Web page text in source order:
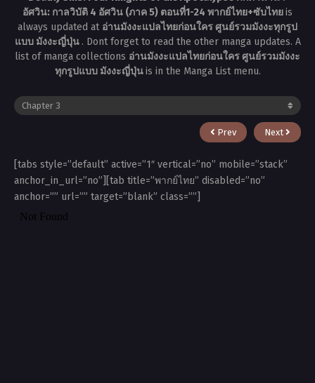
อัศวิน: กาลวิบัติ 4 อัศวิน (ภาค 5) ตอนที่1-24 พากย์ไทย+ซับไทยis
always updated at อ่านมังงะแปลไทยก่อนใคร ศูนย์รวมมังงะทุกรูป
แบบ มังงะญี่ปุ่น . Dont forget to read the other manga updates. A
list of manga collections อ่านมังงะแปลไทยก่อนใคร ศูนย์รวมมังงะ
ทุกรูปแบบ มังงะญี่ปุ่นis in the Manga List menu.
Prev Next
[tabs style=”default” active=”1″ vertical=”no” mobile=”stack”
anchor_in_url=”no”][tab title=”พากย์ไทย” disabled=”no”
anchor=”” url=”” target=”blank” class=””]